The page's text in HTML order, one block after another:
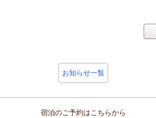
お知らせ一覧
宿泊のご予約はこちらから